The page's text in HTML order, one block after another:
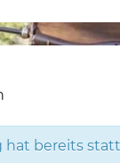
hat bereits